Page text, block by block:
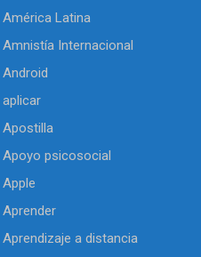
América Latina
Amnistía Internacional
Android
aplicar
Apostilla
Apoyo psicosocial
Apple
Aprender
Aprendizaje a distancia